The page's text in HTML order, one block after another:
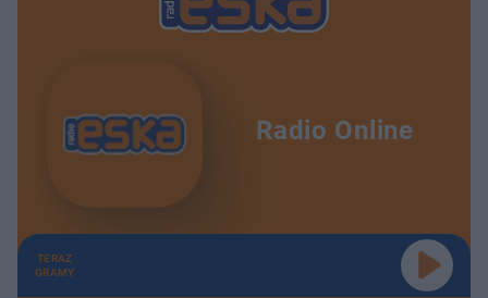
Radio Online
TERAZ
GRAMY